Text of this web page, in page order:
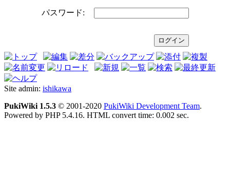
パスワード:
Site admin: ishikawa
PukiWiki 1.5.3 © 2001-2020 PukiWiki Development Team.
Powered by PHP 5.4.16. HTML convert time: 0.002 sec.